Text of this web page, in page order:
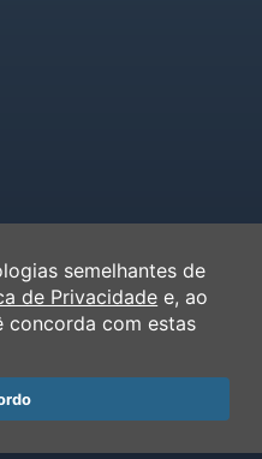
semelhantes de
de Privacidade e, ao
concorda com estas